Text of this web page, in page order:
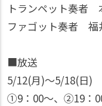
トランペット奏者
ファゴット奏者 福
■放送
5/12(月)〜5/18(日)
①9：00〜、②19：